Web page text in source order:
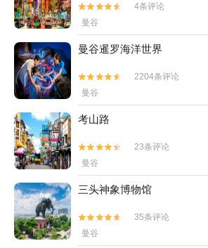


4条评论
曼谷
曼谷暹罗海洋世界


2204条评论
曼谷
考山路


23条评论
曼谷
三头神象博物馆


35条评论
曼谷